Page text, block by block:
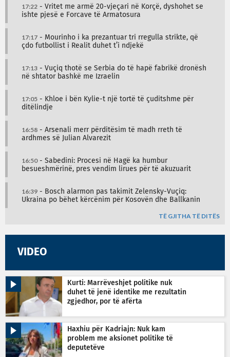
17:22 - Vritet me armë 20-vjeçari në Korçë, dyshohet se
ishte pjesë e Forcave të Armatosura
17:17 - Mourinho i ka prezantuar tri rregulla strikte, që
çdo futbollist i Realit duhet t’i ndjekë
17:13 - Vuçiq thotë se Serbia do të hapë fabrikë dronësh
në shtator bashkë me Izraelin
17:05 - Khloe i bën Kylie-t një tortë të çuditshme për
ditëlindje
16:58 - Arsenali merr përditësim të madh rreth të
ardhmes së Julian Alvarezit
16:50- Sabedini: Procesi në Hagë ka humbur
besueshmërinë, pres vendim lirues për të akuzuarit
16:39 - Bosch alarmon pas takimit Zelensky-Vuçiq:
Ukraina po bëhet kërcënim për Kosovën dhe Ballkanin
TË GJITHA TË DITËS
VIDEO
Kurti: Marrëveshjet politike nuk
duhet të jenë identike me rezultatin
zgjedhor, por të afërta
Haxhiu për Kadriajn: Nuk kam
problem me aksionet politike të
deputetëve